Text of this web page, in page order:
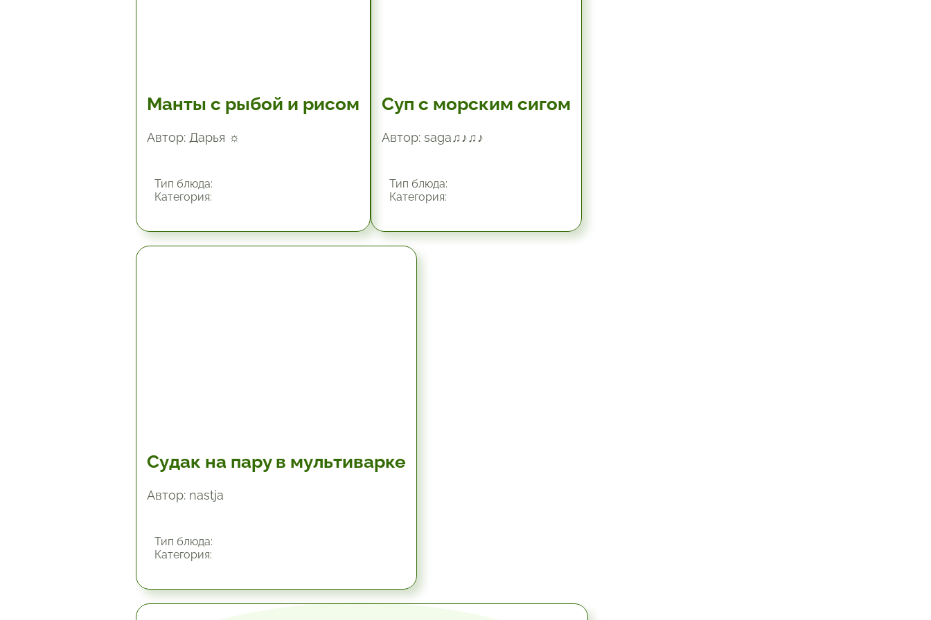
Манты с рыбой и рисом
Автор: Дарья ☼
Тип блюда:
Категория:
Суп с морским сигом
Автор: saga♫♪♫♪
Тип блюда:
Категория:
Судак на пару в мультиварке
Автор: nastja
Тип блюда:
Категория: